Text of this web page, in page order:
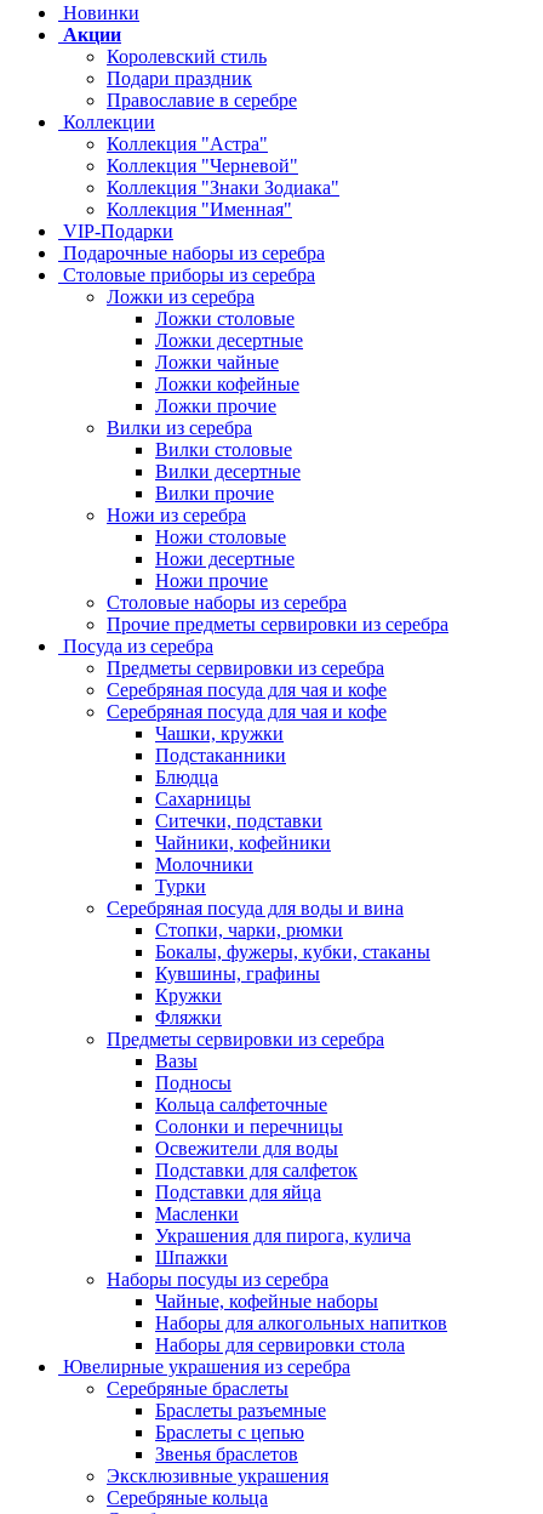
Новинки
Акции
Королевский стиль
Подари праздник
Православие в серебре
Коллекции
Коллекция "Астра"
Коллекция "Черневой"
Коллекция "Знаки Зодиака"
Коллекция "Именная"
VIP-Подарки
Подарочные наборы из серебра
Столовые приборы из серебра
Ложки из серебра
Ложки столовые
Ложки десертные
Ложки чайные
Ложки кофейные
Ложки прочие
Вилки из серебра
Вилки столовые
Вилки десертные
Вилки прочие
Ножи из серебра
Ножи столовые
Ножи десертные
Ножи прочие
Столовые наборы из серебра
Прочие предметы сервировки из серебра
Посуда из серебра
Предметы сервировки из серебра
Серебряная посуда для чая и кофе
Серебряная посуда для чая и кофе
Чашки, кружки
Подстаканники
Блюдца
Сахарницы
Ситечки, подставки
Чайники, кофейники
Молочники
Турки
Серебряная посуда для воды и вина
Стопки, чарки, рюмки
Бокалы, фужеры, кубки, стаканы
Кувшины, графины
Кружки
Фляжки
Предметы сервировки из серебра
Вазы
Подносы
Кольца салфеточные
Солонки и перечницы
Освежители для воды
Подставки для салфеток
Подставки для яйца
Масленки
Украшения для пирога, кулича
Шпажки
Наборы посуды из серебра
Чайные, кофейные наборы
Наборы для алкогольных напитков
Наборы для сервировки стола
Ювелирные украшения из серебра
Серебряные браслеты
Браслеты разъемные
Браслеты с цепью
Звенья браслетов
Эксклюзивные украшения
Серебряные кольца